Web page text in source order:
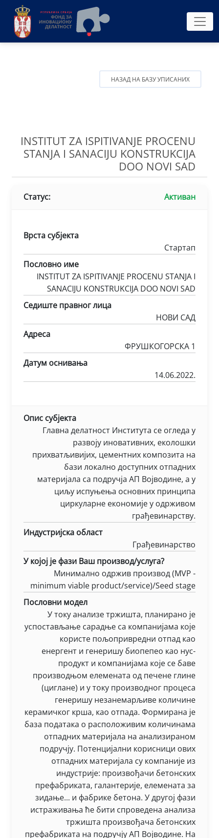
НАЗАД НА БАЗУ УПИСАНИХ
INSTITUT ZA ISPITIVANJE PROCENU
STANJA I SANACIJU KONSTRUKCIJA
DOO NOVI SAD
Статус: Активан
Врста субјекта
Стартап
Пословно име
INSTITUT ZA ISPITIVANJE PROCENU STANJA I
SANACIJU KONSTRUKCIJA DOO NOVI SAD
Седиште правног лица
НОВИ САД
Адреса
ФРУШКОГОРСКА 1
Датум оснивања
14.06.2022.
Опис субјекта
Главна делатност Института се огледа у
развоју иновативних, еколошки
прихватљивијих, цементних композита на
бази локално доступних отпадних
материјала са подручја АП Војводине, а у
циљу испуњења основних принципа
циркуларне економије у одрживом
грађевинарству.
Индустријска област
Грађевинарство
У којој је фази Ваш производ/услуга?
Минимално одржив производ (MVP -
minimum viable product/service)/Seed stage
Пословни модел
У току анализе тржишта, планирано је
успостављање сарадње са компанијама које
користе пољопривредни отпад као
енергент и генеришу биопепео као нус-
продукт и компанијама које се баве
производњом елемената од печене глине
(циглане) и у току производног процеса
генеришу незанемарљиве количине
керамичког крша, као отпада. Формирана је
база података о расположивим количинама
отпадних материјала на анализираном
подручју. Потенцијални корисници ових
отпадних материјала су компаније из
индустрије: произвођачи бетонских
префабриката, галантерије, елемената за
зидање... и фабрике бетона. У другој фази
истраживања ће бити спроведена анализа
тржишта произвођача бетонских
префабриката на подручју АП Војводине. На